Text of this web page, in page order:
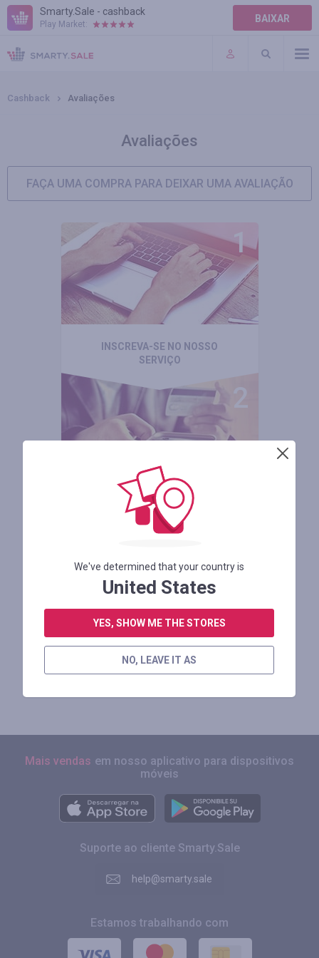
Smarty.Sale - cashback
Play Market: BAIXAR
AJUDA
TERMOS DE USO
Cashback Avaliações
Avaliações
FAÇA UMA COMPRA PARA DEIXAR UMA AVALIAÇÃO
INSCREVA-SE NO NOSSO
SERVIÇO
ESCOLHA UMA LOJA E VÁ
ÀS COMPRAS
RECEBA ATÉ 50% DE
REEMBOLSO POR CADA
COMPRA QUE VOCÊ FIZER
Mais vendas em nosso aplicativo para dispositivos
móveis
Suporte ao cliente Smarty.Sale
help@smarty.sale
Estamos trabalhando com
We've determined that your country is
United States
YES, SHOW ME THE STORES
NO, LEAVE IT AS